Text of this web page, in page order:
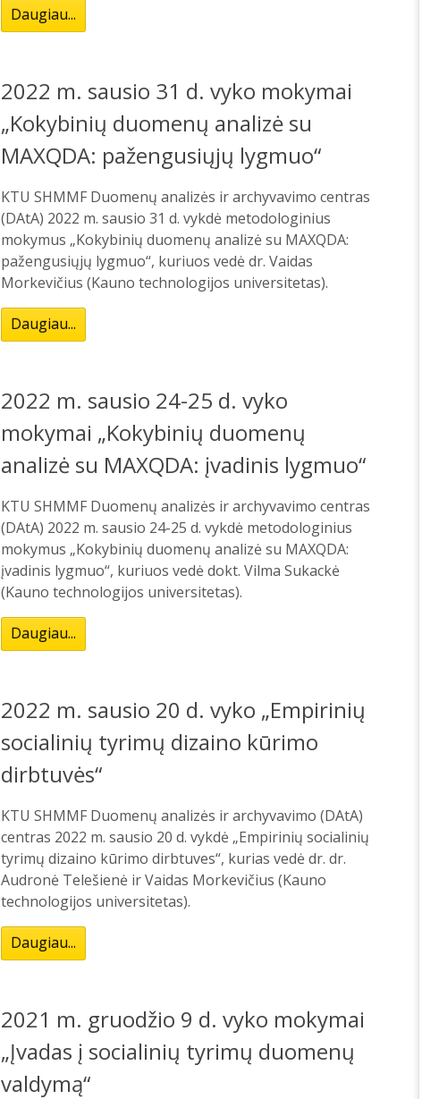
Daugiau...
2022 m. sausio 31 d. vyko mokymai
„Kokybinių duomenų analizė su
MAXQDA: pažengusiųjų lygmuo“
KTU SHMMF Duomenų analizės ir archyvavimo centras
(DAtA) 2022 m. sausio 31 d. vykdė metodologinius
mokymus „Kokybinių duomenų analizė su MAXQDA:
pažengusiųjų lygmuo“, kuriuos vedė dr. Vaidas
Morkevičius (Kauno technologijos universitetas).
Daugiau...
2022 m. sausio 24-25 d. vyko
mokymai „Kokybinių duomenų
analizė su MAXQDA: įvadinis lygmuo“
KTU SHMMF Duomenų analizės ir archyvavimo centras
(DAtA) 2022 m. sausio 24-25 d. vykdė metodologinius
mokymus „Kokybinių duomenų analizė su MAXQDA:
įvadinis lygmuo“, kuriuos vedė dokt. Vilma Sukackė
(Kauno technologijos universitetas).
Daugiau...
2022 m. sausio 20 d. vyko „Empirinių
socialinių tyrimų dizaino kūrimo
dirbtuvės“
KTU SHMMF Duomenų analizės ir archyvavimo (DAtA)
centras 2022 m. sausio 20 d. vykdė „Empirinių socialinių
tyrimų dizaino kūrimo dirbtuves“, kurias vedė dr. dr.
Audronė Telešienė ir Vaidas Morkevičius (Kauno
technologijos universitetas).
Daugiau...
2021 m. gruodžio 9 d. vyko mokymai
„Įvadas į socialinių tyrimų duomenų
valdymą“